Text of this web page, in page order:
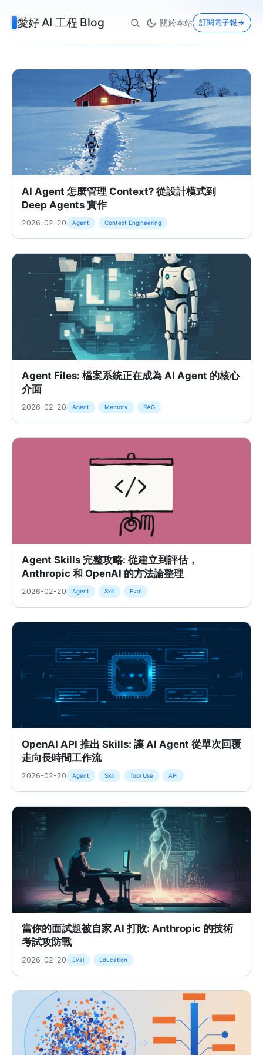
愛好 AI 工程 Blog 關於本站 訂閱電子報
AI Agent 怎麼管理 Context? 從設計模式到
Deep Agents 實作
2026-02-20 Agent Context Engineering
Agent Files: 檔案系統正在成為 AI Agent 的核心
介面
2026-02-20 Agent Memory RAG
Agent Skills 完整攻略: 從建立到評估，
Anthropic 和 OpenAI 的方法論整理
2026-02-20 Agent Skill Eval
OpenAI API 推出 Skills: 讓 AI Agent 從單次回覆
走向長時間工作流
2026-02-20 Agent Skill Tool Use API
當你的面試題被自家 AI 打敗: Anthropic 的技術
考試攻防戰
2026-02-20 Eval Education